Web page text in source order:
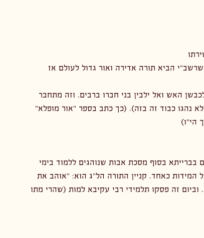
שרשב"י הביא תורה אדירה ואור גדול לעולם אז
האש ואל ילבין בני חברו ברבים. וזה מתחבר
נהגו כבוד זה בזה). (כך כתב בספר "אור מופלא"
הי"ו)
בברייתא בסוף מסכת אבות שנוהגים ללמוד בימי
המידות כאחד. קניין התורה הל"ג הוא: "אוהב את
זה פסקו תלמידי רבי עקיבא למות (שהרי מתו